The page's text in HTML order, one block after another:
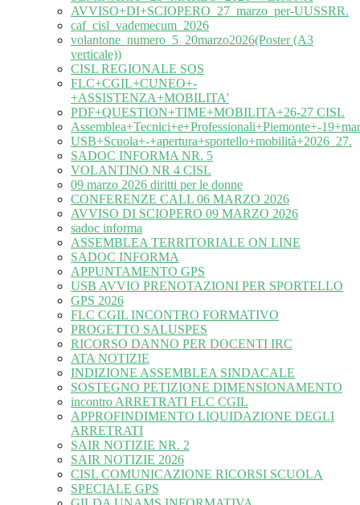
AVVISO+DI+SCIOPERO_27_marzo_per-UUSSRR.
caf_cisl_vademecum_2026
volantone_numero_5_20marzo2026(Poster (A3
verticale))
CISL REGIONALE SOS
FLC+CGIL+CUNEO+-
+ASSISTENZA+MOBILITA'
PDF+QUESTION+TIME+MOBILITA+26-27 CISL
Assemblea+Tecnici+e+Professionali+Piemonte+-
USB+Scuola+-+apertura+sportello+mobilità+2026_27.
SADOC INFORMA NR. 5
VOLANTINO NR 4 CISL
09 marzo 2026 diritti per le donne
CONFERENZE CALL 06 MARZO 2026
AVVISO DI SCIOPERO 09 MARZO 2026
sadoc informa
ASSEMBLEA TERRITORIALE ON LINE
SADOC INFORMA
APPUNTAMENTO GPS
USB AVVIO PRENOTAZIONI PER SPORTELLO
GPS 2026
FLC CGIL INCONTRO FORMATIVO
PROGETTO SALUSPES
RICORSO DANNO PER DOCENTI IRC
ATA NOTIZIE
INDIZIONE ASSEMBLEA SINDACALE
SOSTEGNO PETIZIONE DIMENSIONAMENTO
incontro ARRETRATI FLC CGIL
APPROFINDIMENTO LIQUIDAZIONE DEGLI
ARRETRATI
SAIR NOTIZIE NR. 2
SAIR NOTIZIE 2026
CISL COMUNICAZIONE RICORSI SCUOLA
SPECIALE GPS